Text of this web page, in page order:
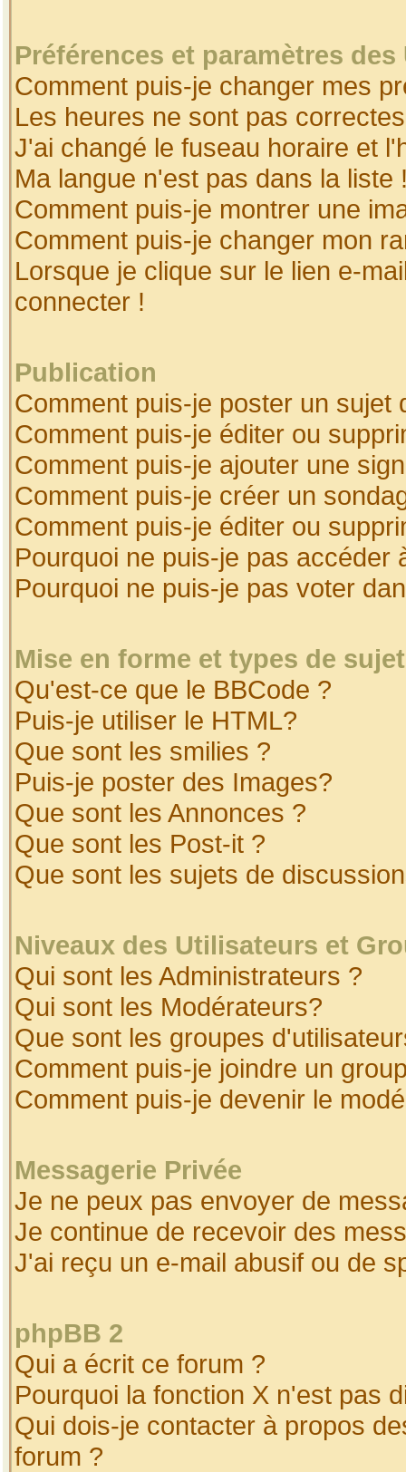
Préférences et paramètres
Comment puis-je changer mes
Les heures ne sont pas
J'ai changé le fuseau horaire et
Ma langue n'est pas dans la liste
Comment puis-je montrer une
Comment puis-je changer mon
Lorsque je clique sur le lien e-
connecter !
Publication
Comment puis-je poster un sujet
Comment puis-je éditer ou
Comment puis-je ajouter une
Comment puis-je créer un
Comment puis-je éditer ou
Pourquoi ne puis-je pas accéder
Pourquoi ne puis-je pas voter
Mise en forme et types de
Qu'est-ce que le BBCode ?
Puis-je utiliser le HTML?
Que sont les smilies ?
Puis-je poster des Images?
Que sont les Annonces ?
Que sont les Post-it ?
Que sont les sujets de
Niveaux des Utilisateurs et
Qui sont les Administrateurs ?
Qui sont les Modérateurs?
Que sont les groupes
Comment puis-je joindre un
Comment puis-je devenir le
Messagerie Privée
Je ne peux pas envoyer de
Je continue de recevoir des
J'ai reçu un e-mail abusif ou de
phpBB 2
Qui a écrit ce forum ?
Pourquoi la fonction X n'est pas
Qui dois-je contacter à propos
forum ?